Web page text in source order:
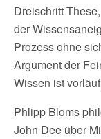
Dreischritt
der
Prozess ohne
Argument der
Wissen ist
Phlipp Bloms
John Dee über